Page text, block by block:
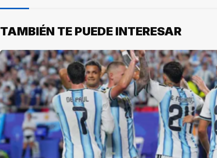
TAMBIÉN TE PUEDE INTERESAR